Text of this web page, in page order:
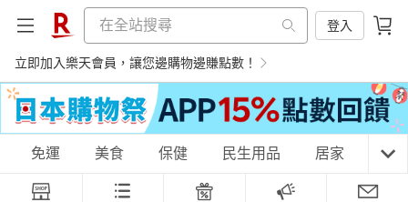
登入
立即加入樂天會員，讓您邊購物邊賺點數！
購物網分類
免運 美食 保健 民生用品 居家 3C